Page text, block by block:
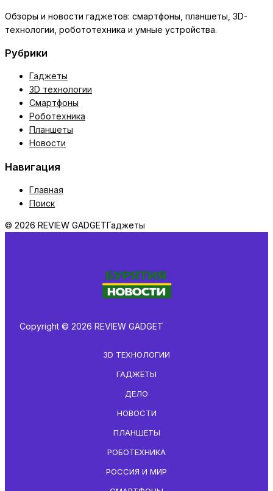
Обзоры и новости гаджетов: смартфоны, планшеты, 3D-
технологии, робототехника и умные устройства.
Рубрики
Гаджеты
3D технологии
Смартфоны
Роботехника
Планшеты
Новости
Навигация
Главная
Поиск
© 2026 REVIEW GADGETГаджеты
Copyright © 2026 REVIEW GADGET
3D ТЕХНОЛОГИИ
ГАДЖЕТЫ
ДЕЛО
НОВОСТИ
ПЛАНШЕТЫ
РОБОТЕХНИКА
РОССИЯ И МИР